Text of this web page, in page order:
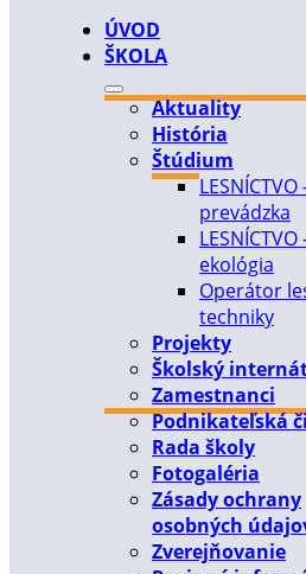
ÚVOD
ŠKOLA
Aktuality
História
Štúdium
prevádzka
ekológia
Operátor
techniky
Projekty
Školský
Zamestnanci
Podnikateľská
Rada školy
Fotogaléria
Zásady ochrany
osobných
Zverejňovanie